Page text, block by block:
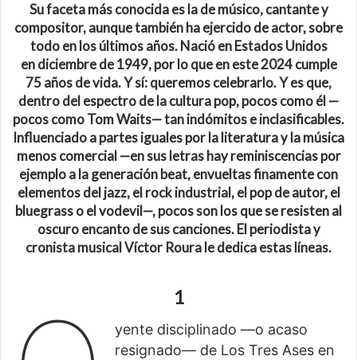
Su faceta más conocida es lademúsico, cantante y
compositor, aunque también ha ejercido de actor, sobre
todo en los últimos años. Nació enEstados Unidos
endiciembre de 1949, por lo que en este 2024 cumple
75 años de vida. Y sí: queremos celebrarlo.Y es que,
dentro del espectro de la cultura pop,pocoscomo él —
pocos como Tom Waits—tan indómitoseinclasificables.
Influenciado a partes iguales por la literatura y la música
menos comercial —en sus letras hay reminiscencias por
ejemplo a la generación beat, envueltas finamente con
elementos del jazz, el rock industrial, el pop de autor, el
bluegrass o el vodevil—,pocos son los que se resistenal
oscuro encanto de sus canciones. El periodista y
cronista musical Víctor Roura le dedica estas líneas.
1
yente disciplinado —o acaso
resignado— de Los Tres Ases en